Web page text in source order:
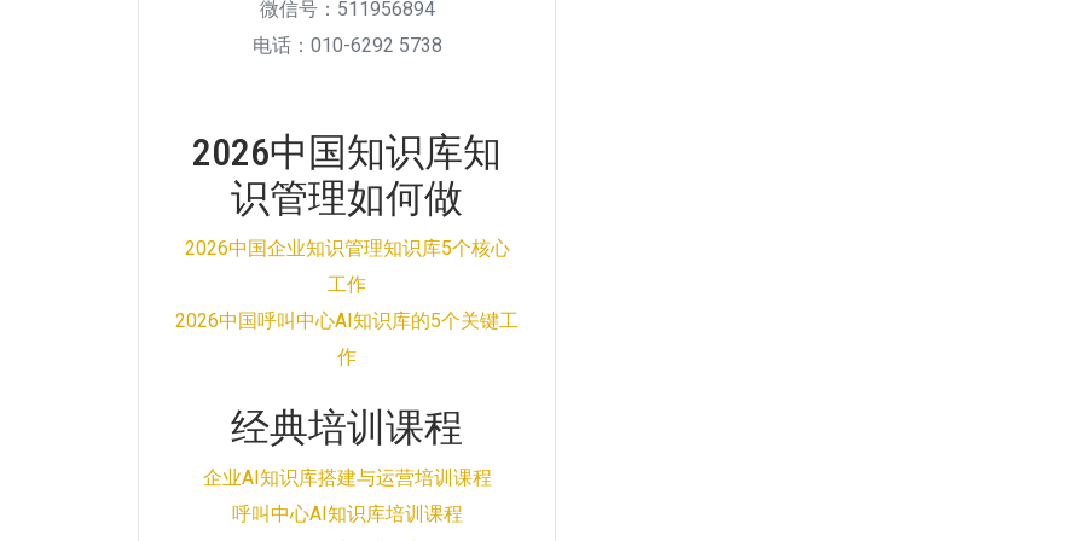
微信号：511956894
电话：010-6292 5738
2026中国知识库知
识管理如何做
2026中国企业知识管理知识库5个核心
工作
2026中国呼叫中心AI知识库的5个关键工
作
经典培训课程
企业AI知识库搭建与运营培训课程
呼叫中心AI知识库培训课程